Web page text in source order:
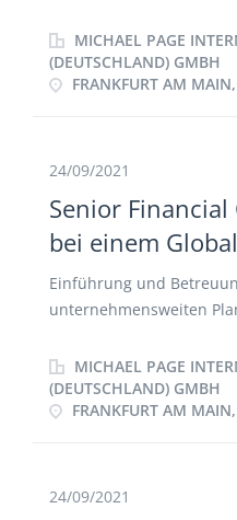
Konzeptionelle und
Weiterentwicklung von
Leistungsrechnung,
Energien Steuerung der
für die
der Geschäftsführung in
Mitwirkung am
Energiebilanz,
MICHAEL PAGE
(DEUTSCHLAND) GMBH
FRANKFURT AM
24/09/2021
Senior
bei einem
Einführung und
unternehmensweiten
Controllinginstrumente
Überwachung
Berichtswesen an die
Controlling-Funktionen
MICHAEL PAGE
(DEUTSCHLAND) GMBH
FRANKFURT AM
24/09/2021